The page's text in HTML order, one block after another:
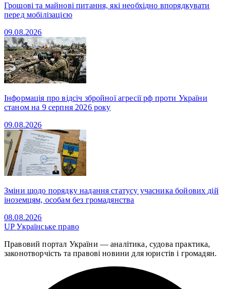
Грошові та майнові питання, які необхідно впорядкувати
перед мобілізацією
09.08.2026
Інформація про відсіч збройної агресії рф проти України
станом на 9 серпня 2026 року
09.08.2026
Зміни щодо порядку надання статусу учасника бойових дій
іноземцям, особам без громадянства
08.08.2026
UPУкраїнське право
Правовий портал України — аналітика, судова практика,
законотворчість та правові новини для юристів і громадян.